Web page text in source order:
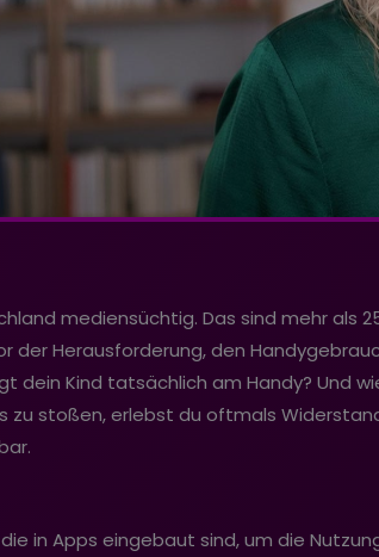
mediensüchtig. Das sind mehr als
Herausforderung, den
dein Kind tatsächlich am Handy? Und
stoßen, erlebst du oftmals
in Apps eingebaut sind, um die